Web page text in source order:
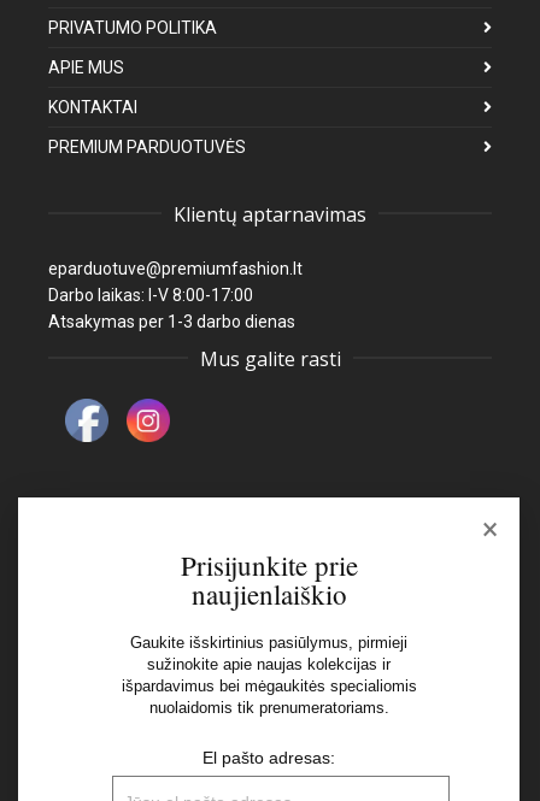
PRIVATUMO POLITIKA
APIE MUS
KONTAKTAI
PREMIUM PARDUOTUVĖS
Klientų aptarnavimas
eparduotuve@premiumfashion.lt
Darbo laikas: I-V 8:00-17:00
Atsakymas per 1-3 darbo dienas
Mus galite rasti
Naujienlaiškis
Aš perskaičiau ir sutinku su Privatumo Politikos
×
Prisijunkite prie
naujienlaiškio
Gaukite išskirtinius pasiūlymus, pirmieji
sužinokite apie naujas kolekcijas ir
išpardavimus bei mėgaukitės specialiomis
nuolaidomis tik prenumeratoriams.
El pašto adresas: